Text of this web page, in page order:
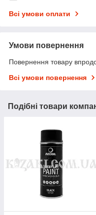
Всі умови оплати
Умови повернення
Повернення товару
Всі умови повернення
Подібні товари